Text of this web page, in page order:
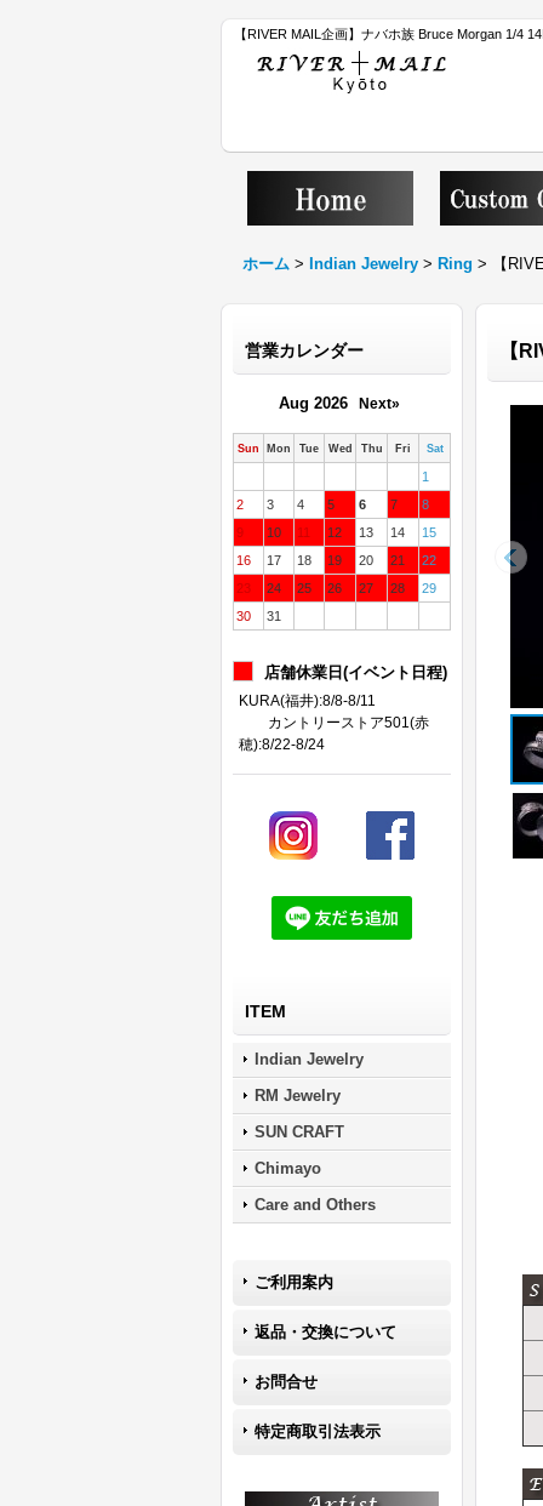
【RIVER MAIL企画】ナバホ族 Bruce Morgan 1/4
ホーム > Indian Jewelry > Ring > 【
営業カレンダー
Aug 2026 Next»
Sun Mon Tue Wed Thu Fri Sat
1
2
3 4 5 6 7
8
9
10 11 12 13 14
15
16
17 18 19 20 21
22
23
24 25 26 27 28
29
30
31
店舗休業日(イベント日程)
KURA(福井):8/8-8/11
カントリーストア501(赤
穂):8/22-8/24
ITEM
Indian Jewelry
RM Jewelry
SUN CRAFT
Chimayo
Care and Others
ご利用案内
返品・交換について
お問合せ
特定商取引法表示
【